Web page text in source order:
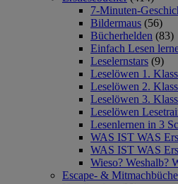
7-Minuten-
Bildermaus (56)
Bücherhelden (83)
Einfach Lesen
Leselernstars (9)
Leselöwen 1.
Leselöwen 2.
Leselöwen 3.
Leselöwen
Lesenlernen in 3
WAS IST WAS
WAS IST WAS
Wieso? Weshalb?
Escape- &